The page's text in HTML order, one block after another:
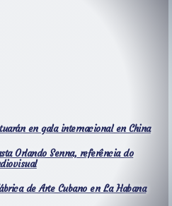
en gala internacional en China
Orlando Senna, referência do
de Arte Cubano en La Habana